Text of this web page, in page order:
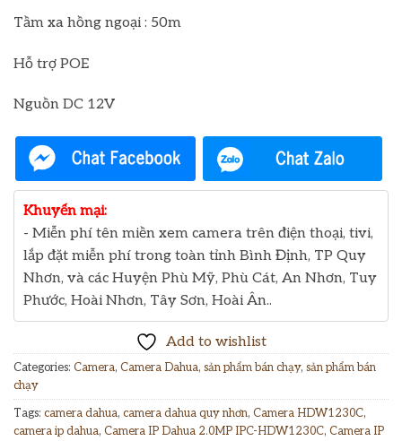
Tầm xa hồng ngoại : 50m
Hỗ trợ POE
Nguồn DC 12V
Khuyến mại:
- Miễn phí tên miền xem camera trên điện thoại, tivi,
lắp đặt miễn phí trong toàn tỉnh Bình Định, TP Quy
Nhơn, và các Huyện Phù Mỹ, Phù Cát, An Nhơn, Tuy
Phước, Hoài Nhơn, Tây Sơn, Hoài Ân..
Add to wishlist
Categories: Camera, Camera Dahua, sản phẩm bán chạy, sản phẩm bán
chạy
Tags: camera dahua, camera dahua quy nhơn, Camera HDW1230C,
camera ip dahua, Camera IP Dahua 2.0MP IPC-HDW1230C, Camera IP